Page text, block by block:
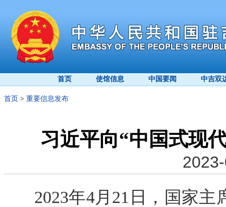
首页 使馆信息 中国要闻 中吉双
首页 > 重要信息发布
习近平向“中国式现
2023年4月21日，国家